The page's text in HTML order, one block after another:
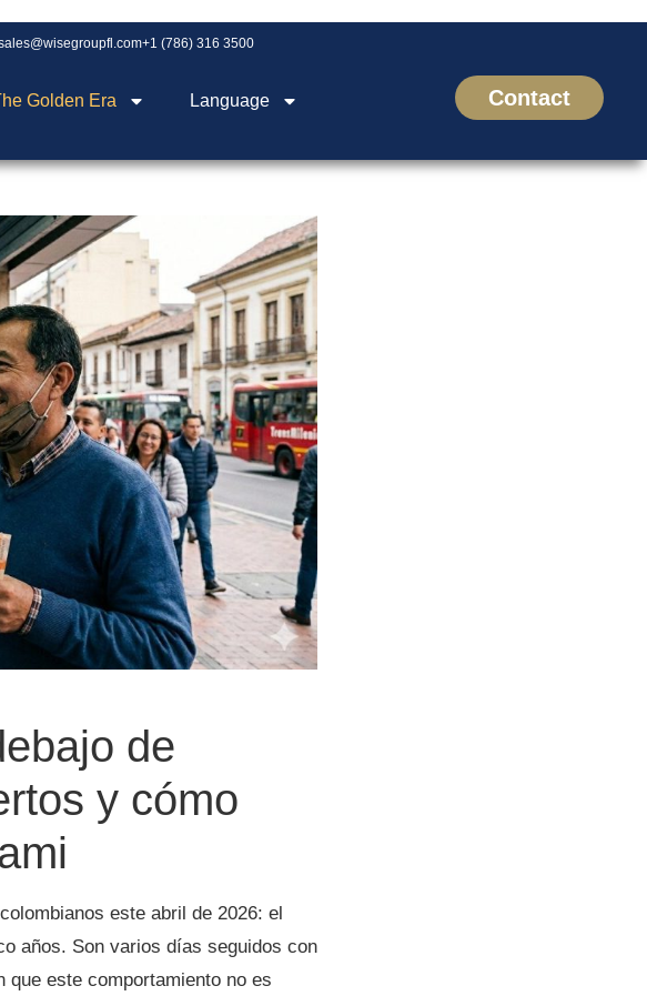
+1 (786) 316 3500
Golden Era Language Contact
de
y cómo
este abril de 2026: el
años. Son varios días seguidos con
que este comportamiento no es